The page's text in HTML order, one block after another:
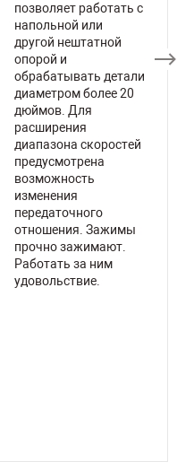
позволяет работать с
напольной или
другой нештатной
опорой и
обрабатывать детали
диаметром более 20
дюймов. Для
расширения
диапазона скоростей
предусмотрена
возможность
изменения
передаточного
отношения. Зажимы
прочно зажимают.
Работать за ним
удовольствие.